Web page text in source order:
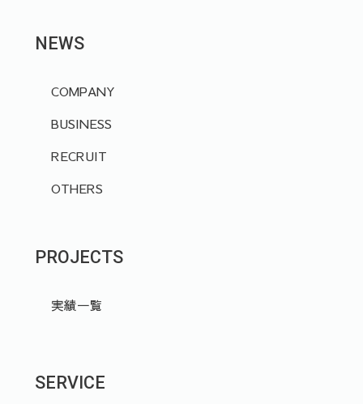
NEWS
COMPANY
BUSINESS
RECRUIT
OTHERS
PROJECTS
実績一覧
SERVICE